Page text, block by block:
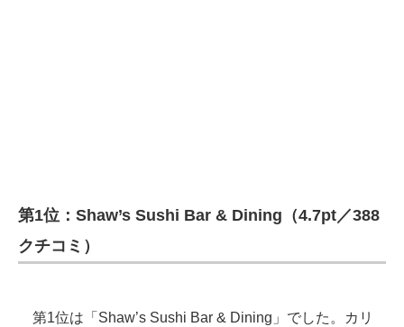
第1位：Shaw’s Sushi Bar & Dining（4.7pt／388
クチコミ）
第1位は「Shaw’s Sushi Bar & Dining」でした。カリ